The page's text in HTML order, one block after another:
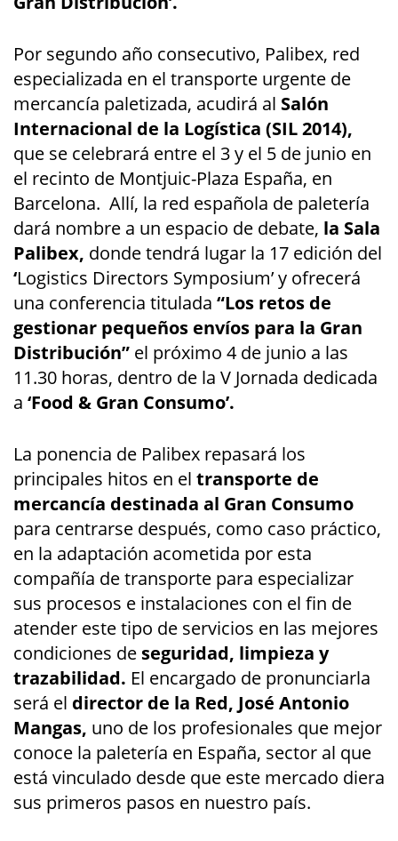
Por segundo año consecutivo, Palibex, red
especializada en el transporte urgente de
mercancía paletizada, acudirá al Salón
Internacional de la Logística (SIL 2014),
que se celebrará entre el 3 y el 5 de junio en
el recinto de Montjuic-Plaza España, en
Barcelona. Allí, la red española de paletería
dará nombre a un espacio de debate, la Sala
Palibex, donde tendrá lugar la 17 edición del
‘Logistics Directors Symposium’ y ofrecerá
una conferencia titulada “Los retos de
gestionar pequeños envíos para la Gran
Distribución” el próximo 4 de junio a las
11.30 horas, dentro de la V Jornada dedicada
a ‘Food & Gran Consumo’.
La ponencia de Palibex repasará los
principales hitos en el transporte de
mercancía destinada al Gran Consumo
para centrarse después, como caso práctico,
en la adaptación acometida por esta
compañía de transporte para especializar
sus procesos e instalaciones con el fin de
atender este tipo de servicios en las mejores
condiciones de seguridad, limpieza y
trazabilidad. El encargado de pronunciarla
será el director de la Red, José Antonio
Mangas, uno de los profesionales que mejor
conoce la paletería en España, sector al que
está vinculado desde que este mercado diera
sus primeros pasos en nuestro país.